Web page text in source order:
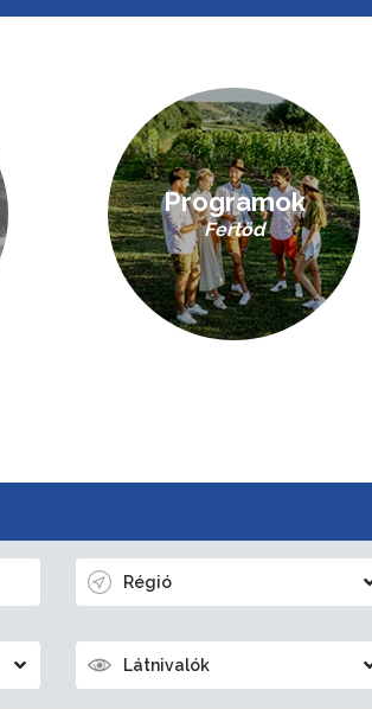
Programok
Fertőd
Régió
Látnivalók